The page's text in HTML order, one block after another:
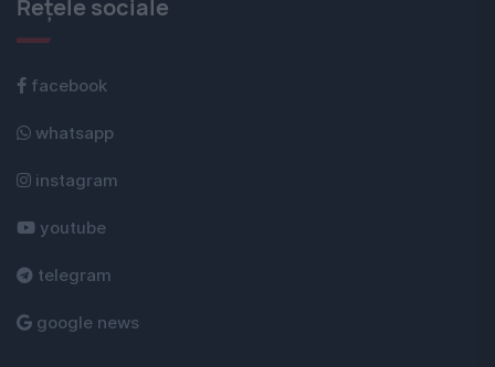
Rețele sociale
facebook
whatsapp
instagram
youtube
telegram
google news